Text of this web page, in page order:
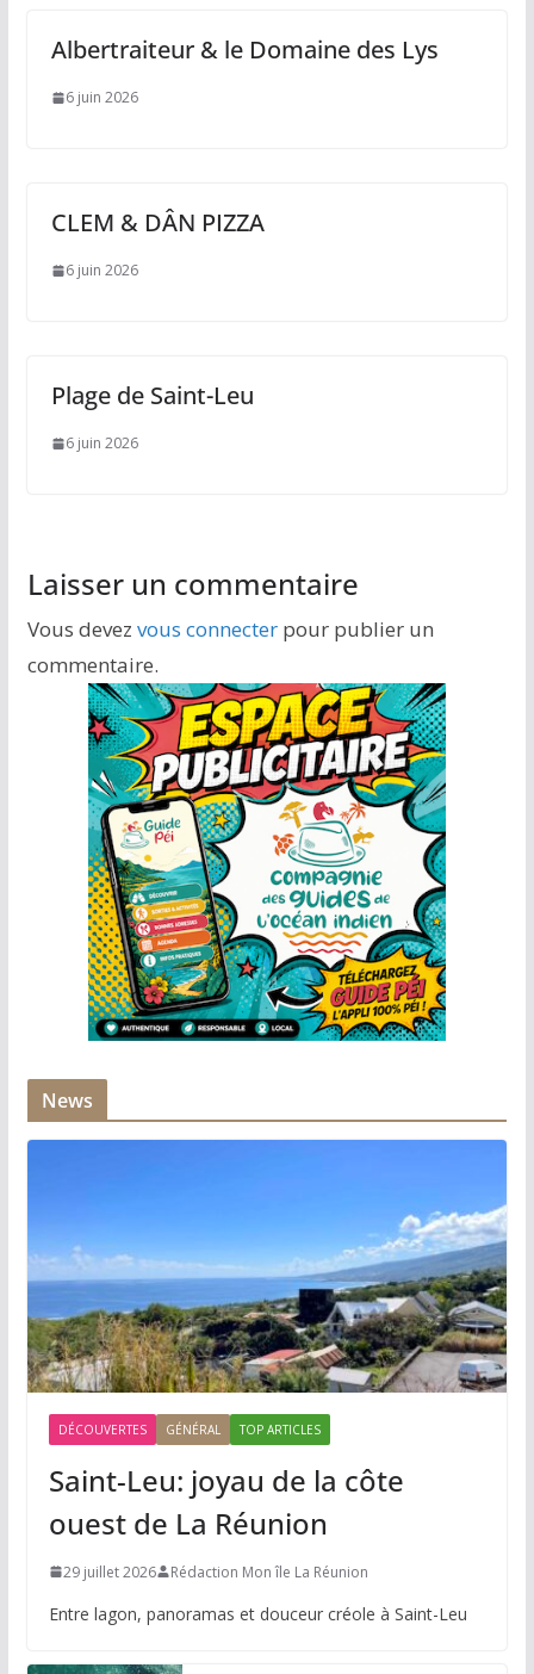
Albertraiteur & le Domaine des Lys
6 juin 2026
CLEM & DÂN PIZZA
6 juin 2026
Plage de Saint-Leu
6 juin 2026
Laisser un commentaire
Vous devez vous connecterpour publier un
commentaire.
News
DÉCOUVERTES GÉNÉRAL TOP ARTICLES
Saint-Leu: joyau de la côte
ouest de La Réunion
29 juillet 2026 Rédaction Mon île La Réunion
Entre lagon, panoramas et douceur créole à Saint-Leu